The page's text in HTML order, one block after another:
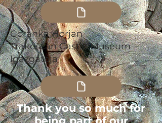
Goranka Horjan
Trakošćan Castle Museum
Igazgatója
Thank you so much for
being part of our